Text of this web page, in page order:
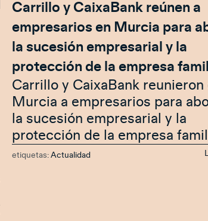
Carrillo y CaixaBank reúnen a
empresarios en Murcia para
la sucesión empresarial y la
protección de la empresa
Carrillo y CaixaBank reunieron
Murcia a empresarios para
la sucesión empresarial y la
protección de la empresa
etiquetas:Actualidad